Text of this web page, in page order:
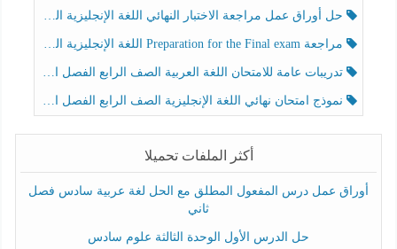
حل أوراق عمل مراجعة الاختبار النهائي اللغة الإنجليزية الصف الرابع الفصل الثالث
مراجعة Preparation for the Final exam اللغة الإنجليزية الصف الرابع الفصل الثالث
تدريبات عامة للامتحان اللغة العربية الصف الرابع الفصل الثالث
نموذج امتحان نهائي اللغة الإنجليزية الصف الرابع الفصل الثالث
أكثر الملفات تحميلا
أوراق عمل درس المفعول المطلق مع الحل لغة عربية سادس فصل
ثاني
حل الدرس الأول الوحدة الثالثة علوم سادس